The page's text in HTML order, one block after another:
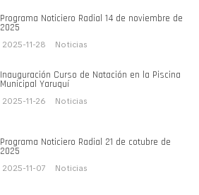
Programa Noticiero Radial 14 de noviembre de
2025
2025-11-28 Noticias
Inauguración Curso de Natación en la Piscina
Municipal Yaruquí
2025-11-26 Noticias
Programa Noticiero Radial 21 de cotubre de
2025
2025-11-07 Noticias